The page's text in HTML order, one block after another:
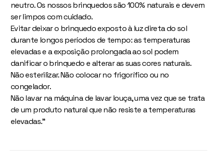
neutro. Os nossos brinquedos são 100% naturais e devem
ser limpos com cuidado.
Evitar deixar o brinquedo exposto à luz direta do sol
durante longos períodos de tempo: as temperaturas
elevadas e a exposição prolongada ao sol podem
danificar o brinquedo e alterar as suas cores naturais.
Não esterilizar. Não colocar no frigorífico ou no
congelador.
Não lavar na máquina de lavar louça, uma vez que se trata
de um produto natural que não resiste a temperaturas
elevadas.”